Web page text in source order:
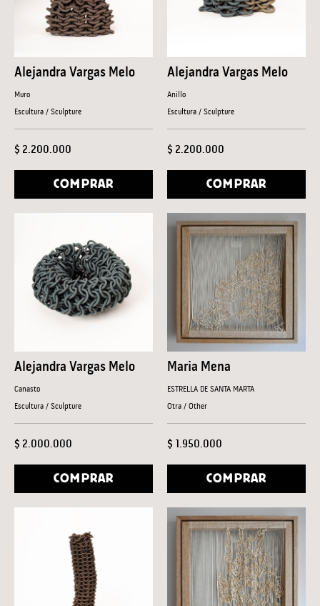
Alejandra Vargas Melo
Muro
Escultura / Sculpture
$ 2.200.000
COMPRAR
Alejandra Vargas Melo
Anillo
Escultura / Sculpture
$ 2.200.000
COMPRAR
Alejandra Vargas Melo
Canasto
Escultura / Sculpture
$ 2.000.000
COMPRAR
Maria Mena
ESTRELLA DE SANTA MARTA
Otra / Other
$ 1.950.000
COMPRAR